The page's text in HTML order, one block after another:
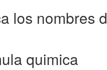
los nombres
quimica